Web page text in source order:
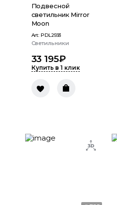
Подвесной
светильник Mirror
Moon
Art: PDL2593
Светильники
33 195₽
Купить в 1 клик